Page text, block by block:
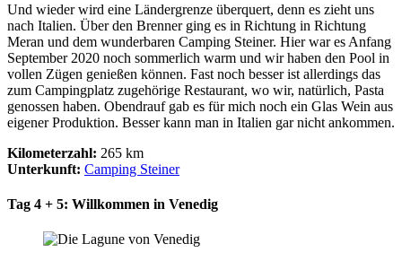
Und wieder wird eine Ländergrenze überquert, denn es zieht uns
nach Italien. Über den Brenner ging es in Richtung in Richtung
Meran und dem wunderbaren Camping Steiner. Hier war es Anfang
September 2020 noch sommerlich warm und wir haben den Pool in
vollen Zügen genießen können. Fast noch besser ist allerdings das
zum Campingplatz zugehörige Restaurant, wo wir, natürlich, Pasta
genossen haben. Obendrauf gab es für mich noch ein Glas Wein aus
eigener Produktion. Besser kann man in Italien gar nicht ankommen.
Kilometerzahl: 265 km
Unterkunft: Camping Steiner
Tag 4 + 5: Willkommen in Venedig